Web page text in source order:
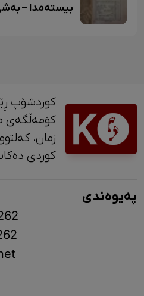
بیستەمدا –
کوردشۆپ
کۆمەڵگەی
کوردی
پەیوەندی